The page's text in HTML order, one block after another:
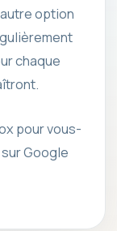
autre option
chaque
pour vous-
Google